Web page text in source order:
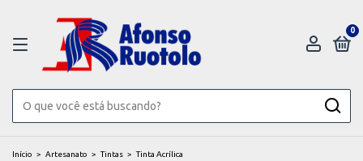
0
Início > Artesanato > Tintas > Tinta Acrílica